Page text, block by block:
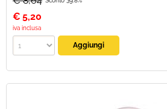
€ 5,20
iva inclusa